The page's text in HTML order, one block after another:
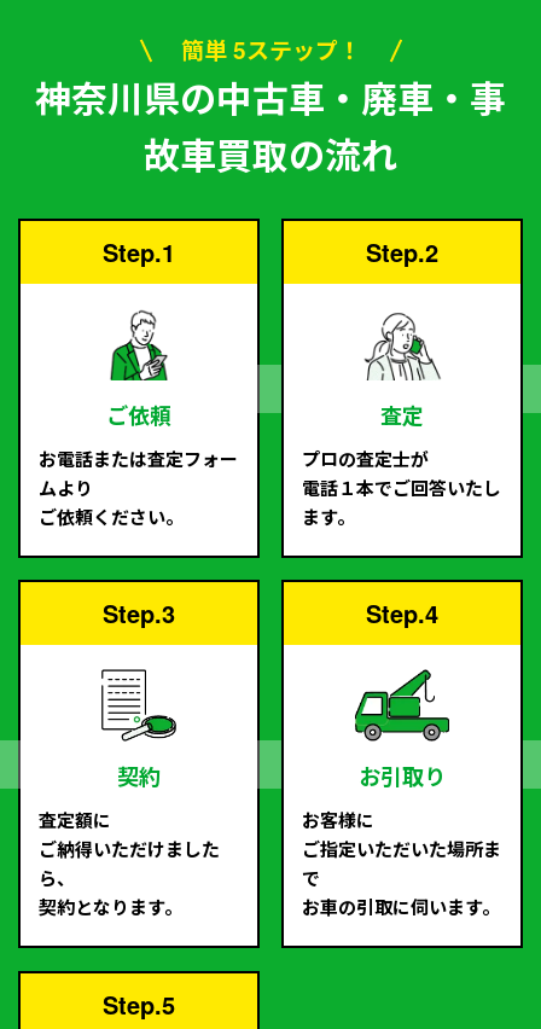
簡単 5ステップ！
神奈川県の中古車・廃車・事
故車買取の流れ
Step.1
ご依頼
お電話または査定フォー
ムより
ご依頼ください。
Step.2
査定
プロの査定士が
電話１本でご回答いたし
ます。
Step.3
契約
査定額に
ご納得いただけました
ら、
契約となります。
Step.4
お引取り
お客様に
ご指定いただいた場所ま
で
お車の引取に伺います。
Step.5